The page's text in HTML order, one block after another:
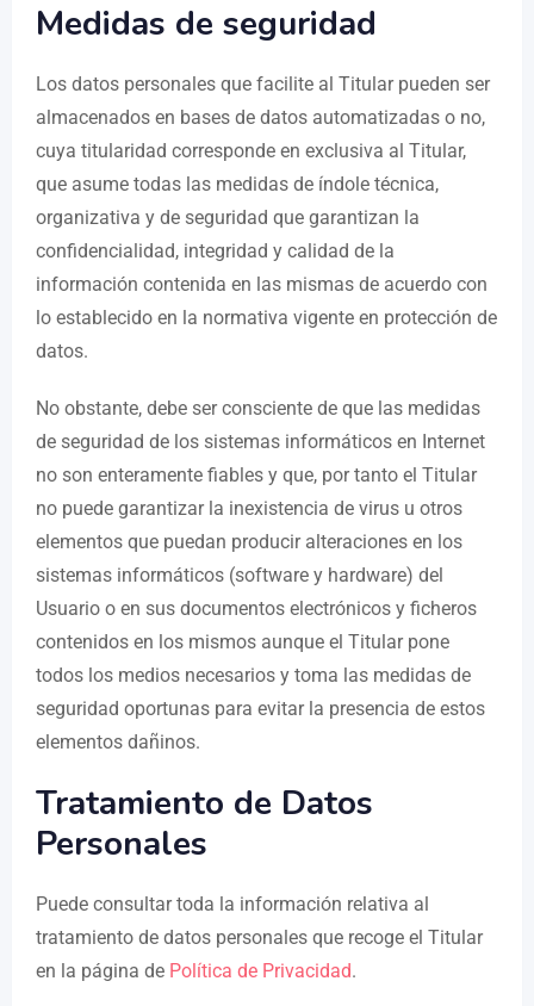
Medidas de seguridad
Los datos personales que facilite al Titular pueden ser
almacenados en bases de datos automatizadas o no,
cuya titularidad corresponde en exclusiva al Titular,
que asume todas las medidas de índole técnica,
organizativa y de seguridad que garantizan la
confidencialidad, integridad y calidad de la
información contenida en las mismas de acuerdo con
lo establecido en la normativa vigente en protección de
datos.
No obstante, debe ser consciente de que las medidas
de seguridad de los sistemas informáticos en Internet
no son enteramente fiables y que, por tanto el Titular
no puede garantizar la inexistencia de virus u otros
elementos que puedan producir alteraciones en los
sistemas informáticos (software y hardware) del
Usuario o en sus documentos electrónicos y ficheros
contenidos en los mismos aunque el Titular pone
todos los medios necesarios y toma las medidas de
seguridad oportunas para evitar la presencia de estos
elementos dañinos.
Tratamiento de Datos
Personales
Puede consultar toda la información relativa al
tratamiento de datos personales que recoge el Titular
en la página de Política de Privacidad.